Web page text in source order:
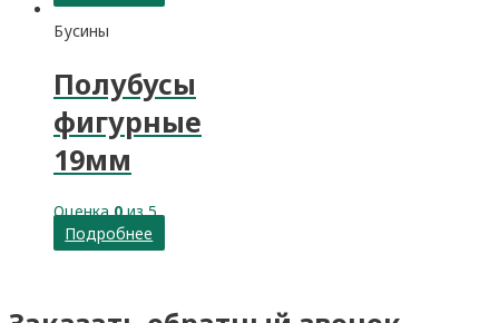
Бусины
Полубусы
фигурные
19мм
Оценка0из 5
Подробнее